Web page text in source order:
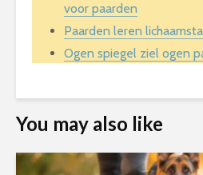
voor paarden
Paarden leren
Ogen spiegel ziel ogen
You may also like